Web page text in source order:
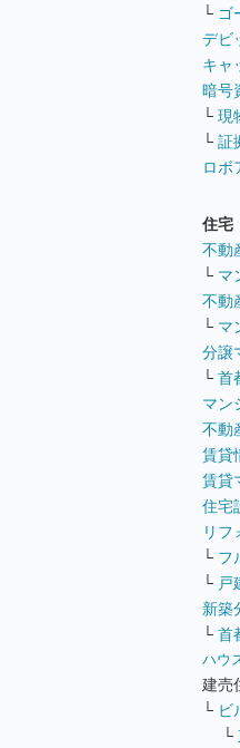
└ ゴ
デビ
キャ
暗号
└ 現
└ 証
ロボ
住宅
不動
└ マ
不動
└ マ
分譲
└ 首
マン
不動
賃貸
賃貸
住宅
リフ
└ フ
└ 戸
新築
└ 首
ハウ
建売
└ ビ
└